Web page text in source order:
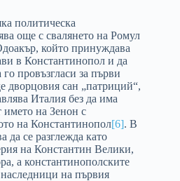
политическа
още с свалянето на Ромул
който принуждава
в Константинопол и да
провъзгласи за първи
дворцовия сан „патриций“,
Италия без да има
името на Зенон с
на Константинопол[6]. В
да се разглежда като
на Константин Велики,
а константинополските
на първия